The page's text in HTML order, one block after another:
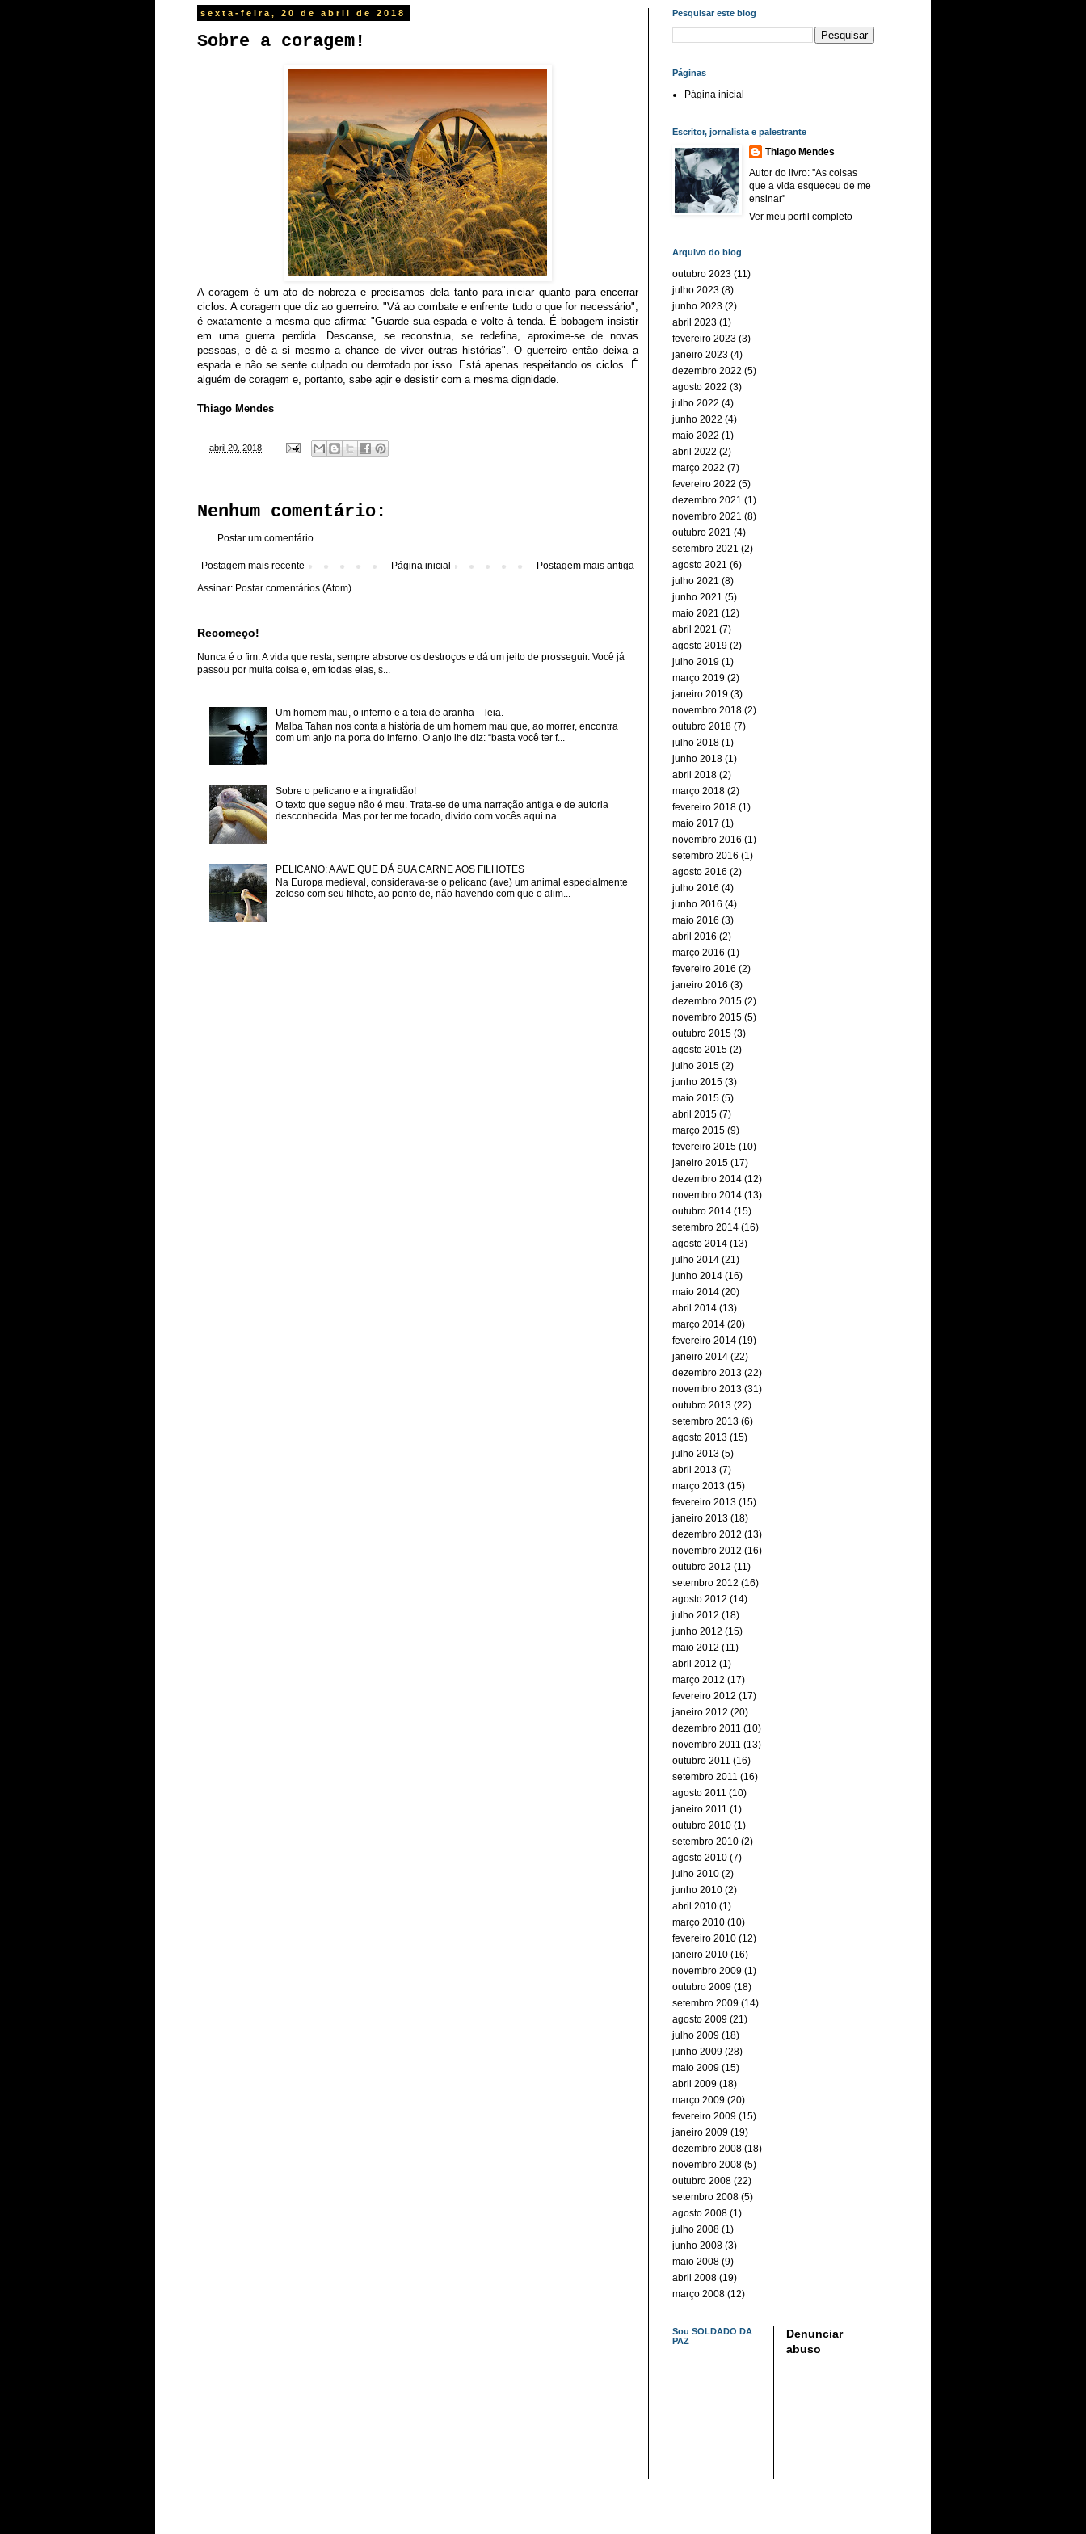
sexta-feira, 20 de abril de 2018
Sobre a coragem!
A coragem é um ato de nobreza e precisamos dela tanto para iniciar quanto para encerrar
ciclos. A coragem que diz ao guerreiro: "Vá ao combate e enfrente tudo o que for necessário",
é exatamente a mesma que afirma: "Guarde sua espada e volte à tenda. É bobagem insistir
em uma guerra perdida. Descanse, se reconstrua, se redefina, aproxime-se de novas
pessoas, e dê a si mesmo a chance de viver outras histórias". O guerreiro então deixa a
espada e não se sente culpado ou derrotado por isso. Está apenas respeitando os ciclos. É
alguém de coragem e, portanto, sabe agir e desistir com a mesma dignidade.
Thiago Mendes
abril 20, 2018
Nenhum comentário:
Postar um comentário
Postagem mais recente Postagem mais antiga
Página inicial
Assinar: Postar comentários (Atom)
Recomeço!
Nunca é o fim. A vida que resta, sempre absorve os destroços e dá um jeito de prosseguir. Você já
passou por muita coisa e, em todas elas, s...
Um homem mau, o inferno e a teia de aranha – leia.
Malba Tahan nos conta a história de um homem mau que, ao morrer, encontra
com um anjo na porta do inferno. O anjo lhe diz: “basta você ter f...
Sobre o pelicano e a ingratidão!
O texto que segue não é meu. Trata-se de uma narração antiga e de autoria
desconhecida. Mas por ter me tocado, divido com vocês aqui na ...
PELICANO: A AVE QUE DÁ SUA CARNE AOS FILHOTES
Na Europa medieval, considerava-se o pelicano (ave) um animal especialmente
zeloso com seu filhote, ao ponto de, não havendo com que o alim...
Pesquisar este blog
Páginas
Página inicial
Escritor, jornalista e palestrante
Thiago Mendes
Autor do livro: ''As coisas
que a vida esqueceu de me
ensinar''
Ver meu perfil completo
Arquivo do blog
outubro 2023 (11)
julho 2023 (8)
junho 2023 (2)
abril 2023 (1)
fevereiro 2023 (3)
janeiro 2023 (4)
dezembro 2022 (5)
agosto 2022 (3)
julho 2022 (4)
junho 2022 (4)
maio 2022 (1)
abril 2022 (2)
março 2022 (7)
fevereiro 2022 (5)
dezembro 2021 (1)
novembro 2021 (8)
outubro 2021 (4)
setembro 2021 (2)
agosto 2021 (6)
julho 2021 (8)
junho 2021 (5)
maio 2021 (12)
abril 2021 (7)
agosto 2019 (2)
julho 2019 (1)
março 2019 (2)
janeiro 2019 (3)
novembro 2018 (2)
outubro 2018 (7)
julho 2018 (1)
junho 2018 (1)
abril 2018 (2)
março 2018 (2)
fevereiro 2018 (1)
maio 2017 (1)
novembro 2016 (1)
setembro 2016 (1)
agosto 2016 (2)
julho 2016 (4)
junho 2016 (4)
maio 2016 (3)
abril 2016 (2)
março 2016 (1)
fevereiro 2016 (2)
janeiro 2016 (3)
dezembro 2015 (2)
novembro 2015 (5)
outubro 2015 (3)
agosto 2015 (2)
julho 2015 (2)
junho 2015 (3)
maio 2015 (5)
abril 2015 (7)
março 2015 (9)
fevereiro 2015 (10)
janeiro 2015 (17)
dezembro 2014 (12)
novembro 2014 (13)
outubro 2014 (15)
setembro 2014 (16)
agosto 2014 (13)
julho 2014 (21)
junho 2014 (16)
maio 2014 (20)
abril 2014 (13)
março 2014 (20)
fevereiro 2014 (19)
janeiro 2014 (22)
dezembro 2013 (22)
novembro 2013 (31)
outubro 2013 (22)
setembro 2013 (6)
agosto 2013 (15)
julho 2013 (5)
abril 2013 (7)
março 2013 (15)
fevereiro 2013 (15)
janeiro 2013 (18)
dezembro 2012 (13)
novembro 2012 (16)
outubro 2012 (11)
setembro 2012 (16)
agosto 2012 (14)
julho 2012 (18)
junho 2012 (15)
maio 2012 (11)
abril 2012 (1)
março 2012 (17)
fevereiro 2012 (17)
janeiro 2012 (20)
dezembro 2011 (10)
novembro 2011 (13)
outubro 2011 (16)
setembro 2011 (16)
agosto 2011 (10)
janeiro 2011 (1)
outubro 2010 (1)
setembro 2010 (2)
agosto 2010 (7)
julho 2010 (2)
junho 2010 (2)
abril 2010 (1)
março 2010 (10)
fevereiro 2010 (12)
janeiro 2010 (16)
novembro 2009 (1)
outubro 2009 (18)
setembro 2009 (14)
agosto 2009 (21)
julho 2009 (18)
junho 2009 (28)
maio 2009 (15)
abril 2009 (18)
março 2009 (20)
fevereiro 2009 (15)
janeiro 2009 (19)
dezembro 2008 (18)
novembro 2008 (5)
outubro 2008 (22)
setembro 2008 (5)
agosto 2008 (1)
julho 2008 (1)
junho 2008 (3)
maio 2008 (9)
abril 2008 (19)
março 2008 (12)
Sou SOLDADO DA
PAZ
Denunciar
abuso